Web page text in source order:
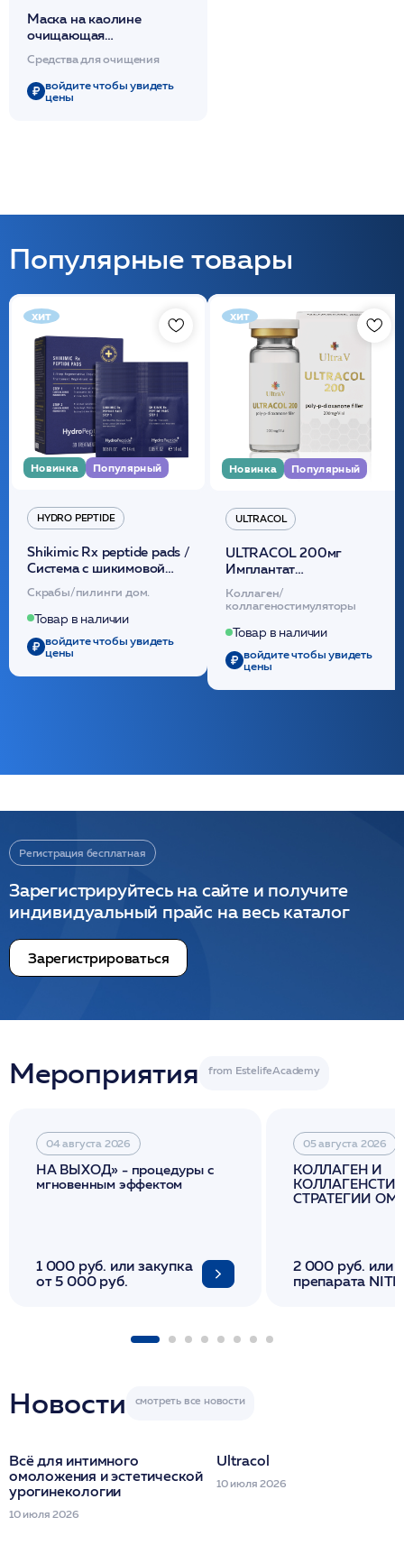
Маска на каолине
очищающая
200мл / SC KAOLIN
MASK /MESOPHARM*
Средства для очищения
войдите чтобы увидеть
цены
Популярные товары
хит
Новинка Популярный
HYDRO PEPTIDE
Shikimic Rx peptide pads /
Cистема с шикимовой
кислотой обновляющая
(30шт) /HP
Скрабы/пилинги дом.
Товар в наличии
войдите чтобы увидеть
цены
хит
Новинка Популярный
ULTRACOL
ULTRACOL 200мг
Имплантат
внутридермальный,
стерильный на основе
полидиоксанона
/ULTRACOL
Коллаген/
коллагеностимуляторы
Товар в наличии
войдите чтобы увидеть
цены
Регистрация бесплатная
Зарегистрируйтесь на сайте и получите
индивидуальный прайс на весь каталог
Зарегистрироваться
Мероприятия
04 августа 2026
НА ВЫХОД» - процедуры с
мгновенным эффектом
1 000 руб. или закупка
от 5 000 руб.
05 августа 2026
КОЛЛАГЕН И
СТРАТЕГИИ
2 000 руб. или
препарата
Новости
Всё для интимного
омоложения и эстетической
урогинекологии
10 июля 2026
Ultracol
10 июля 2026